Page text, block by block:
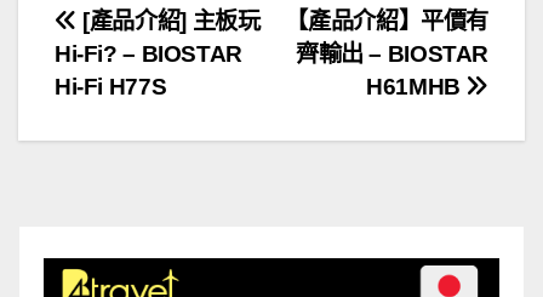
文
章
導
【產品介紹】平價有
齊輸出 – BIOSTAR
H61MHB
[產品介紹] 主板玩
Hi-Fi? – BIOSTAR
Hi-Fi H77S